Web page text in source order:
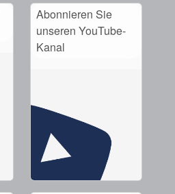
Abonnieren Sie
unseren YouTube-
Kanal